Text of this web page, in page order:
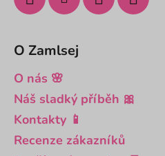
O Zamlsej
O nás 🌸
Náš sladký příběh 🎀
Kontakty 📱
Recenze zákazníků